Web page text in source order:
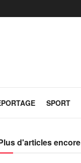
SPORT
d'articles encore